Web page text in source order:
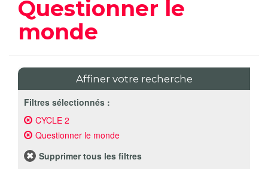
Questionner le
monde
Affiner votre recherche
Filtres sélectionnés :
Remove
2
CYCLE 2
Remove
le monde
filter
Questionner le monde
Supprimer tous les filtres